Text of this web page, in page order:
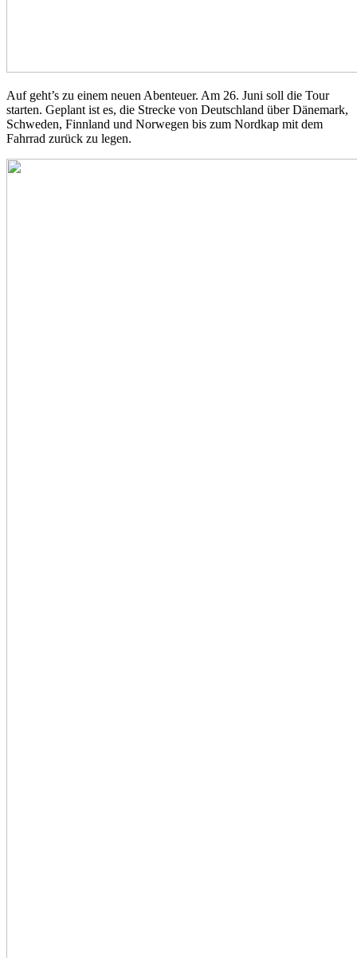
Auf geht’s zu einem neuen Abenteuer. Am 26. Juni soll die Tour
starten. Geplant ist es, die Strecke von Deutschland über Dänemark,
Schweden, Finnland und Norwegen bis zum Nordkap mit dem
Fahrrad zurück zu legen.